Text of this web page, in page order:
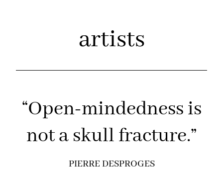
artists
“Open-mindedness is
not a skull fracture.”
PIERRE DESPROGES